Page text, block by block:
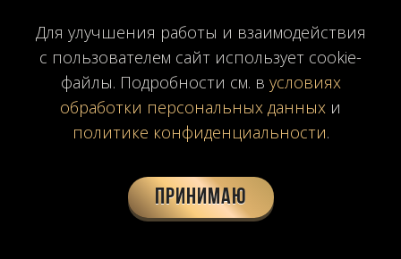
Тасосский мрамор
Внешний вид:чистый, ярко-белый с
небольшими прожилками или без них.
Лучше всего для:
ультрасовременный,
минималистичный дизайн или меньшие
ванные комнаты для повышения яркости.
Для улучшения работы и взаимодействия
с пользователем сайт использует cookie-
файлы. Подробности см. в условиях
обработки персональных данных и
политике конфиденциальности.
Принимаю